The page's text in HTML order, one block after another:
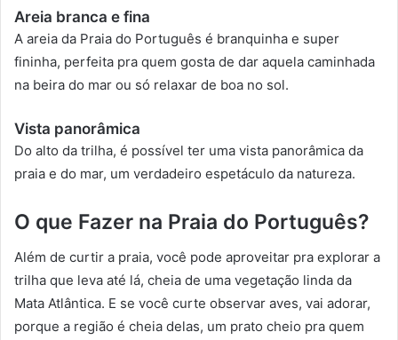
Areia branca e fina
A areia da Praia do Português é branquinha e super
fininha, perfeita pra quem gosta de dar aquela caminhada
na beira do mar ou só relaxar de boa no sol.
Vista panorâmica
Do alto da trilha, é possível ter uma vista panorâmica da
praia e do mar, um verdadeiro espetáculo da natureza.
O que Fazer na Praia do Português?
Além de curtir a praia, você pode aproveitar pra explorar a
trilha que leva até lá, cheia de uma vegetação linda da
Mata Atlântica. E se você curte observar aves, vai adorar,
porque a região é cheia delas, um prato cheio pra quem